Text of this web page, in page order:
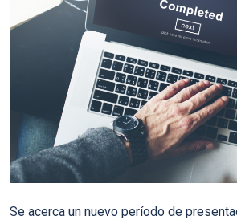
Se acerca un nuevo período de